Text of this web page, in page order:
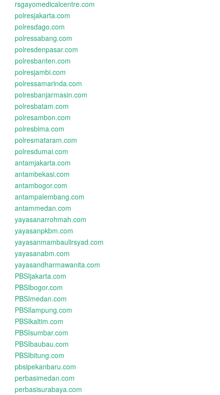
rsgayomedicalcentre.com
polresjakarta.com
polresdago.com
polressabang.com
polresdenpasar.com
polresbanten.com
polresjambi.com
polressamarinda.com
polresbanjarmasin.com
polresbatam.com
polresambon.com
polresbima.com
polresmataram.com
polresdumai.com
antamjakarta.com
antambekasi.com
antambogor.com
antampalembang.com
antammedan.com
yayasanarrohmah.com
yayasanpkbm.com
yayasanmambaulirsyad.com
yayasanabm.com
yayasandharmawanita.com
PBSIjakarta.com
PBSIbogor.com
PBSImedan.com
PBSIlampung.com
PBSIkaltim.com
PBSIsumbar.com
PBSIbaubau.com
PBSIbitung.com
pbsipekanbaru.com
perbasimedan.com
perbasisurabaya.com